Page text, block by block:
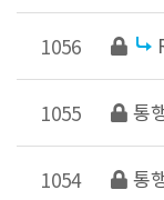
1056
1055 통
1054 통